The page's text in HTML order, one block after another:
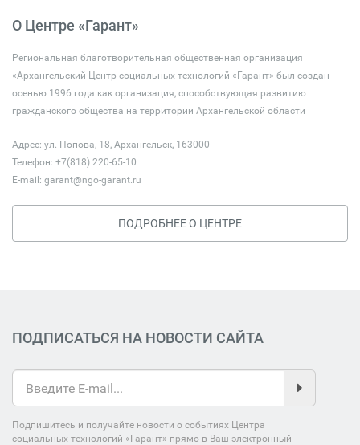
О Центре «Гарант»
Региональная благотворительная общественная организация
«Архангельский Центр социальных технологий «Гарант» был создан
осенью 1996 года как организация, способствующая развитию
гражданского общества на территории Архангельской области
Адрес: ул. Попова, 18, Архангельск, 163000
Телефон: +7(818) 220-65-10
E-mail: garant@ngo-garant.ru
ПОДРОБНЕЕ О ЦЕНТРЕ
ПОДПИСАТЬСЯ НА НОВОСТИ САЙТА
Подпишитесь и получайте новости о событиях Центра
социальных технологий «Гарант» прямо в Ваш электронный